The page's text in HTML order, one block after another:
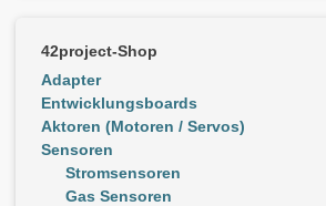
42project-Shop
Adapter
Entwicklungsboards
Aktoren (Motoren / Servos)
Sensoren
Stromsensoren
Gas Sensoren